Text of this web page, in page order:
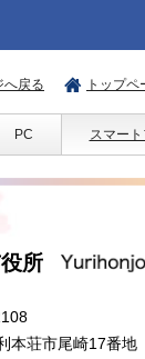
へ戻る トップペ
PC スマー
所
本荘市尾崎17番地